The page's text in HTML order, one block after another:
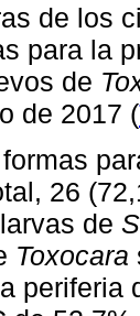
de los
para la
de
de 2017 (
26
de
Toxocara
periferia